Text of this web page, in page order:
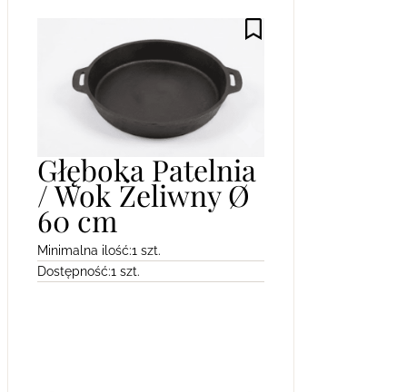
Głęboka Patelnia
/ Wok Żeliwny Ø
60 cm
Minimalna ilość:1 szt.
Dostępność:1 szt.